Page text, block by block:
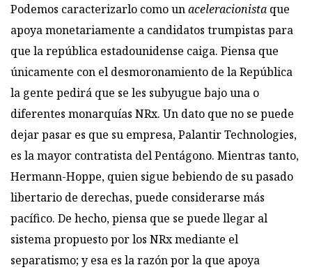
Podemos caracterizarlo como unaceleracionista que
apoya monetariamente a candidatos trumpistas para
que la república estadounidense caiga. Piensa que
únicamente con el desmoronamiento de la República
la gente pedirá que se les subyugue bajo una o
diferentes monarquías NRx. Un dato que no se puede
dejar pasar es que su empresa, Palantir Technologies,
es la mayor contratista del Pentágono. Mientras tanto,
Hermann-Hoppe, quien sigue bebiendo de su pasado
libertario de derechas, puede considerarse más
pacífico. De hecho, piensa que se puede llegar al
sistema propuesto por los NRx mediante el
separatismo; y esa es la razón por la que apoya